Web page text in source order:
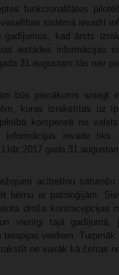
funkcionalitātes
sistēmā ievadīt
gadījumos, kad ārsts
iestādes informācijas
31.augustam tās nav
būs pienākums sniegt
kuras izrakstītas uz
kompensē no
informācijas ievade
2017.gada
acitretīnu
bērnu ar patoloģijām.
droša kontracepcijas
vienīgi tajā
veidiem.
ne vairāk kā četras